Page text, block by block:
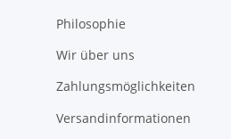
Philosophie
Wir über uns
Zahlungsmöglichkeiten
Versandinformationen